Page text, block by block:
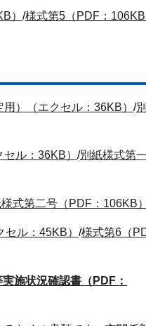
） /様式第5（PDF：106KB
）（エクセル：36KB） /
ル：36KB） /別紙様式第
式第二号（PDF：106KB）
ル：45KB） /様式第6（
施状況確認書（PDF：